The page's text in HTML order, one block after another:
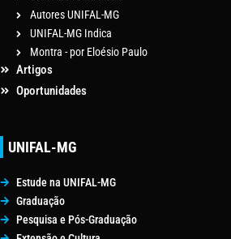
Autores UNIFAL-MG
UNIFAL-MG Indica
Montra - por Eloésio Paulo
Artigos
Oportunidades
UNIFAL-MG
Estude na UNIFAL-MG
Graduação
Pesquisa e Pós-Graduação